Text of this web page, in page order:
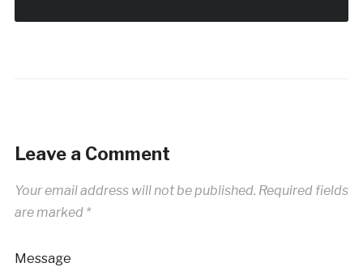
Leave a Comment
Your email address will not be published. Required fields
are marked *
Message